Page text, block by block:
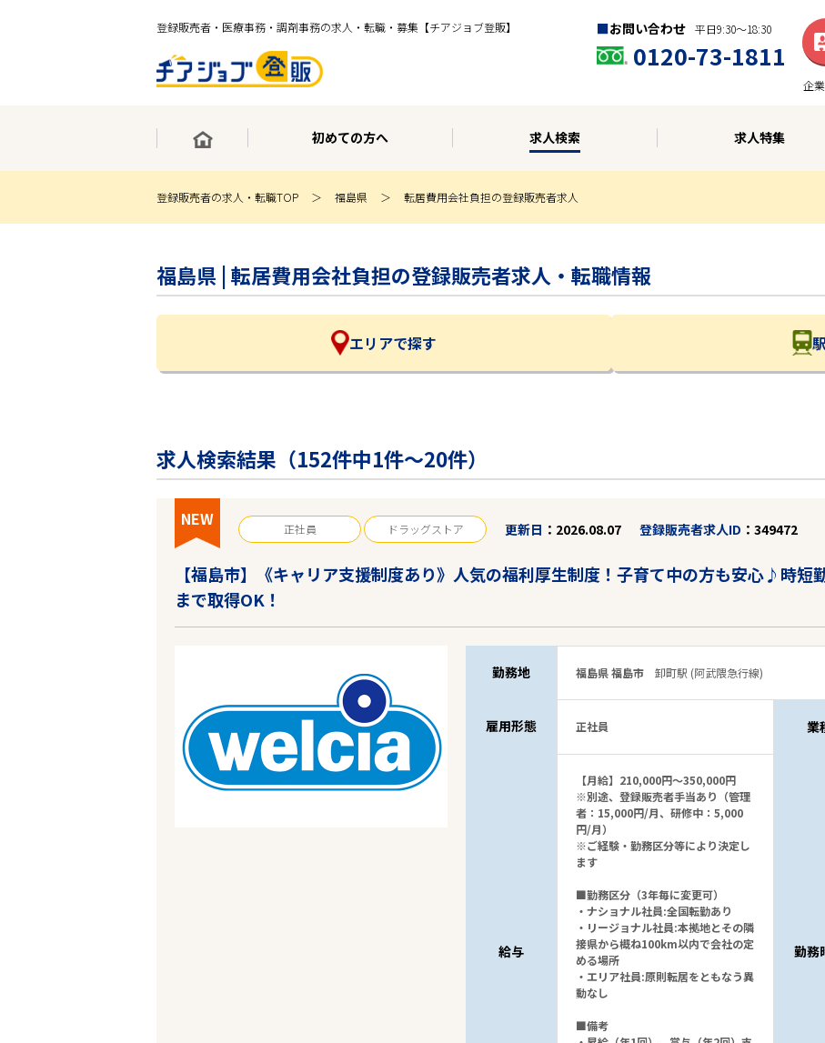
登録販売者・医療事務・調剤事務の求人・転職・募集【チアジョブ登販】 お問い合わせ 平日9:30〜18:30
0120-73-1811
企
初めての方へ 求人検索 求人特集
登録販売者の求人・転職TOP 福島県 転居費用会社負担の登録販売者求人
福島県 | 転居費用会社負担の登録販売者求人・転職情報
エリアで探す
求人検索結果（152件中1件～20件）
NEW 正社員 ドラッグストア 更新日 2026.08.07 登録販売者求人ID 349472
【福島市】《キャリア支援制度あり》人気の福利厚生制度！子育て中の方も安心♪時短
まで取得OK！
勤務地 福島県 福島市 卸町駅 (阿武隈急行線)
雇用形態 正社員 業
給与
【月給】210,000円～350,000円
※別途、登録販売者手当あり（管理
者：15,000円/月、研修中：5,000
円/月）
※ご経験・勤務区分等により決定し
ます
■勤務区分（3年毎に変更可）
・ナショナル社員:全国転勤あり
・リージョナル社員:本拠地とその隣
接県から概ね100km以内で会社の定
める場所
・エリア社員:原則転居をともなう異
動なし
■備考
勤務